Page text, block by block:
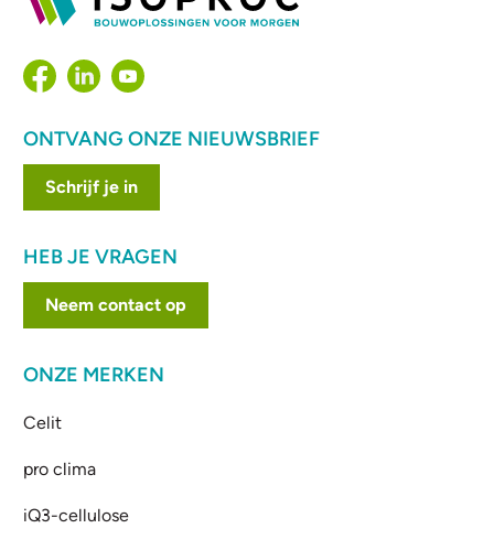
ONTVANG ONZE NIEUWSBRIEF
Schrijf je in
HEB JE VRAGEN
Neem contact op
ONZE MERKEN
Celit
pro clima
iQ3-cellulose